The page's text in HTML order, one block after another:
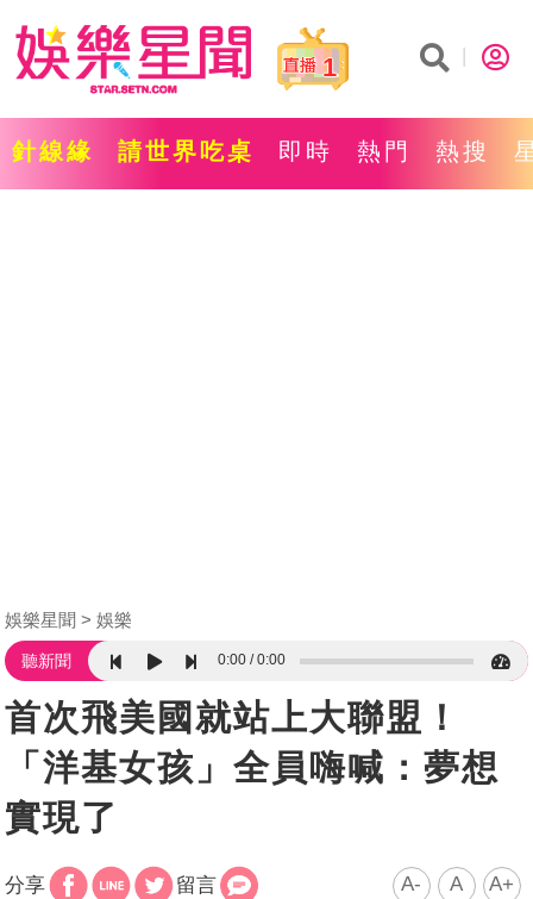
1
針線緣 請世界吃桌 即時 熱門 熱搜
娛樂星聞 娛樂
聽新聞 0:00 0:00
首次飛美國就站上大聯盟！
「洋基女孩」全員嗨喊：夢想
實現了
分享 留言 A- A A+